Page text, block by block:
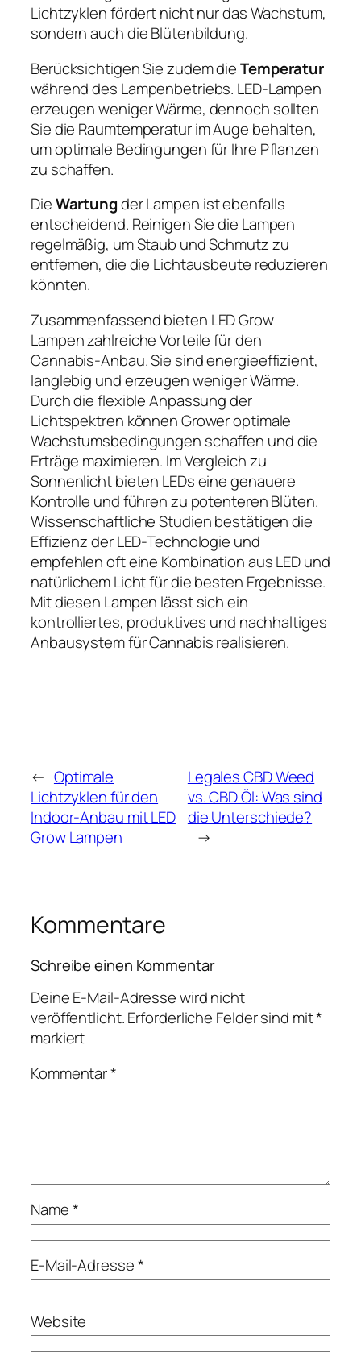
Lichtzyklen fördert nicht nur das Wachstum,
sondern auch die Blütenbildung.
Berücksichtigen Sie zudem dieTemperatur
während des Lampenbetriebs. LED-Lampen
erzeugen weniger Wärme, dennoch sollten
Sie die Raumtemperatur im Auge behalten,
um optimale Bedingungen für Ihre Pflanzen
zu schaffen.
DieWartungder Lampen ist ebenfalls
entscheidend. Reinigen Sie die Lampen
regelmäßig, um Staub und Schmutz zu
entfernen, die die Lichtausbeute reduzieren
könnten.
Zusammenfassend bieten LED Grow
Lampen zahlreiche Vorteile für den
Cannabis-Anbau. Sie sind energieeffizient,
langlebig und erzeugen weniger Wärme.
Durch die flexible Anpassung der
Lichtspektren können Grower optimale
Wachstumsbedingungen schaffen und die
Erträge maximieren. Im Vergleich zu
Sonnenlicht bieten LEDs eine genauere
Kontrolle und führen zu potenteren Blüten.
Wissenschaftliche Studien bestätigen die
Effizienz der LED-Technologie und
empfehlen oft eine Kombination aus LED und
natürlichem Licht für die besten Ergebnisse.
Mit diesen Lampen lässt sich ein
kontrolliertes, produktives und nachhaltiges
Anbausystem für Cannabis realisieren.
← Optimale
Lichtzyklen für den
Indoor-Anbau mit LED
Grow Lampen
Legales CBD Weed
vs. CBD Öl: Was sind
die Unterschiede?
→
Kommentare
Schreibe einen Kommentar
Deine E-Mail-Adresse wird nicht
veröffentlicht.Erforderliche Felder sind mit*
markiert
Kommentar*
Name*
E-Mail-Adresse*
Website